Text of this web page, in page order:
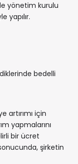
yönetim kurulu
yapılır.
bedelli
artırımı için
yapmalarını
bir ücret
sonucunda, şirketin